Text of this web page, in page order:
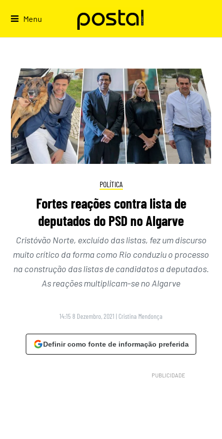
Menu
POLÍTICA
Fortes reações contra lista de
deputados do PSD no Algarve
Cristóvão Norte, excluído das listas, fez um discurso
muito crítico da forma como Rio conduziu o processo
na construção das listas de candidatos a deputados.
As reações multiplicam-se no Algarve
14:15 8 Dezembro, 2021 | Cristina Mendonça
Definir como fonte de informação preferida